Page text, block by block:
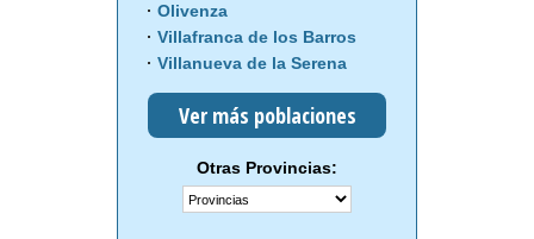
Olivenza
Villafranca de los Barros
Villanueva de la Serena
Ver más poblaciones
Otras Provincias: